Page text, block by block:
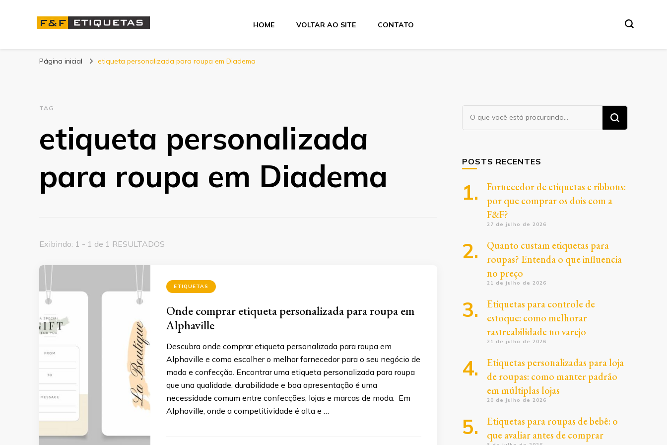
Blog | F&F Etiquetas
HOME VOLTAR AO SITE CONTATO
Página inicial etiqueta personalizada para roupa em Diadema
TAG
etiqueta personalizada
para roupa em Diadema
Exibindo: 1 - 1 de 1 RESULTADOS
ETIQUETAS
Onde comprar etiqueta personalizada para roupa em
Alphaville
Descubra onde comprar etiqueta personalizada para roupa em
Alphaville e como escolher o melhor fornecedor para o seu negócio de
moda e confecção. Encontrar uma etiqueta personalizada para roupa
que una qualidade, durabilidade e boa apresentação é uma
necessidade comum entre confecções, lojas e marcas de moda. Em
Alphaville, onde a competitividade é alta e …
Procurando
algo?
POSTS RECENTES
Fornecedor de etiquetas e ribbons:
por que comprar os dois com a
F&F?
27 de julho de 2026
Quanto custam etiquetas para
roupas? Entenda o que influencia
no preço
21 de julho de 2026
Etiquetas para controle de
estoque: como melhorar
rastreabilidade no varejo
21 de julho de 2026
Etiquetas personalizadas para loja
de roupas: como manter padrão
em múltiplas lojas
20 de julho de 2026
Etiquetas para roupas de bebê: o
que avaliar antes de comprar